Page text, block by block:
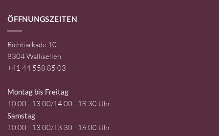
ÖFFNUNGSZEITEN
Richtiarkade 10
8304 Wallisellen
+41 44 558 85 03
Montag bis Freitag
10.00 - 13.00/14.00 - 18.30 Uhr
Samstag
10.00 - 13.00/13.30 - 16.00 Uhr